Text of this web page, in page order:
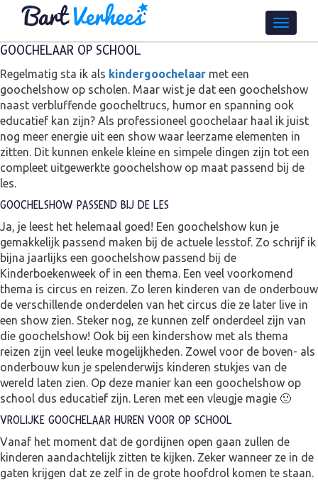
GOOCHELAAR OP SCHOOL
Regelmatig sta ik als kindergoochelaar met een
goochelshow op scholen. Maar wist je dat een goochelshow
naast verbluffende goocheltrucs, humor en spanning ook
educatief kan zijn? Als professioneel goochelaar haal ik juist
nog meer energie uit een show waar leerzame elementen in
zitten. Dit kunnen enkele kleine en simpele dingen zijn tot een
compleet uitgewerkte goochelshow op maat passend bij de
les.
GOOCHELSHOW PASSEND BIJ DE LES
Ja, je leest het helemaal goed! Een goochelshow kun je
gemakkelijk passend maken bij de actuele lesstof. Zo schrijf ik
bijna jaarlijks een goochelshow passend bij de
Kinderboekenweek of in een thema. Een veel voorkomend
thema is circus en reizen. Zo leren kinderen van de onderbouw
de verschillende onderdelen van het circus die ze later live in
een show zien. Steker nog, ze kunnen zelf onderdeel zijn van
die goochelshow! Ook bij een kindershow met als thema
reizen zijn veel leuke mogelijkheden. Zowel voor de boven- als
onderbouw kun je spelenderwijs kinderen stukjes van de
wereld laten zien. Op deze manier kan een goochelshow op
school dus educatief zijn. Leren met een vleugje magie 🙂
VROLIJKE GOOCHELAAR HUREN VOOR OP SCHOOL
Vanaf het moment dat de gordijnen open gaan zullen de
kinderen aandachtelijk zitten te kijken. Zeker wanneer ze in de
gaten krijgen dat ze zelf in de grote hoofdrol komen te staan.